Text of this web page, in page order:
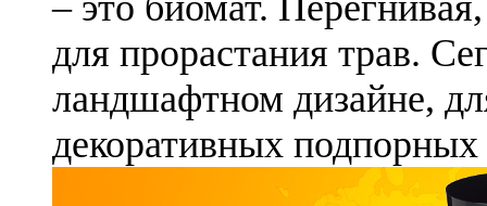
для прорастания трав.
ландшафтном дизайне,
декоративных подпорных